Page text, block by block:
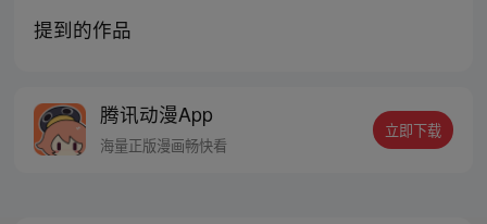
提到的作品
腾讯动漫App
海量正版漫画畅快看
立即下载